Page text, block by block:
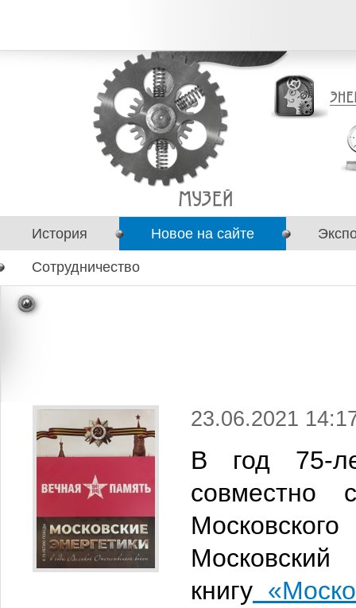
История Новое на сайте
Сотрудничество
23.06.2021
В год 75-
cовместно
книгу